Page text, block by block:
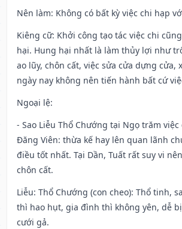
Nên làm: Không có bất kỳ việc chi hạp
Kiêng cữ: Khởi công tạo tác việc chi
hại. Hung hại nhất là làm thủy lợi như
ao lũy, chôn cất, việc sửa cửa dựng cửa,
ngày nay không nên tiến hành bất cứ
Ngoại lệ:
- Sao Liễu Thổ Chướng tại Ngọ trăm
Đăng Viên: thừa kế hay lên quan lãnh
điều tốt nhất. Tại Dần, Tuất rất suy vi
chôn cất.
Liễu: Thổ Chướng (con cheo): Thổ tinh,
thì hao hụt, gia đình thì không yên, dễ
cưới gả.